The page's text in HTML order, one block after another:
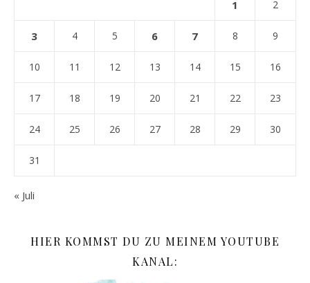
1 2
3 4 5 6 7 8 9
10 11 12 13 14 15 16
17 18 19 20 21 22 23
24 25 26 27 28 29 30
31
« Juli
HIER KOMMST DU ZU MEINEM YOUTUBE
KANAL: